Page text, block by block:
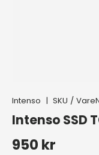
Intenso | SKU /
Intenso SSD
Normaler
950 kr